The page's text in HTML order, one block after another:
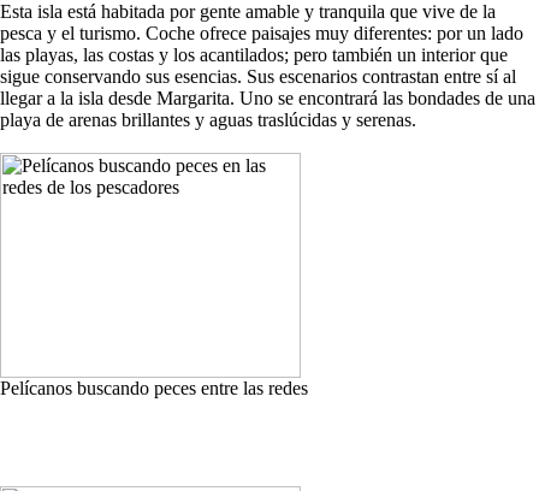
Esta isla está habitada por gente amable y tranquila que vive de la
pesca y el turismo. Coche ofrece paisajes muy diferentes: por un lado
las playas, las costas y los acantilados; pero también un interior que
sigue conservando sus esencias. Sus escenarios contrastan entre sí al
llegar a la isla desde Margarita. Uno se encontrará las bondades de una
playa de arenas brillantes y aguas traslúcidas y serenas.
Pelícanos buscando peces entre las redes